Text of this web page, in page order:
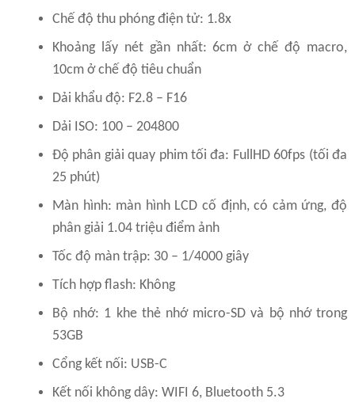
Chế độ thu phóng điện tử: 1.8x
Khoảng lấy nét gần nhất: 6cm ở chế độ macro,
10cm ở chế độ tiêu chuẩn
Dải khẩu độ: F2.8 – F16
Dải ISO: 100 – 204800
Độ phân giải quay phim tối đa: FullHD 60fps (tối đa
25 phút)
Màn hình: màn hình LCD cố định, có cảm ứng, độ
phân giải 1.04 triệu điểm ảnh
Tốc độ màn trập: 30 – 1/4000 giây
Tích hợp flash: Không
Bộ nhớ: 1 khe thẻ nhớ micro-SD và bộ nhớ trong
53GB
Cổng kết nối: USB-C
Kết nối không dây: WIFI 6, Bluetooth 5.3